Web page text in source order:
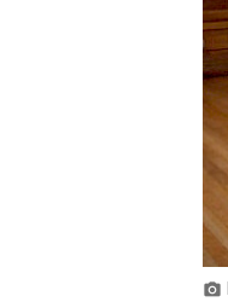
photo_camera